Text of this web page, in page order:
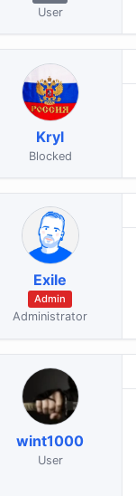
User
Kryl
Blocked
Exile
Admin
Administrator
wint1000
User